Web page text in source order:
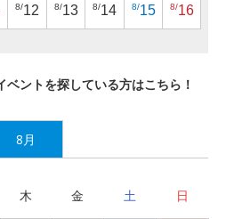
8/12 8/13 8/14 8/15 8/16
ントを探している方はこちら！
8月
木 金 土 日